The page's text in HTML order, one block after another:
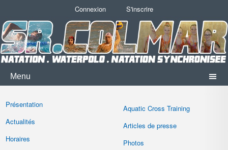
Connexion S'inscrire
Menu
Présentation
Actualités
Horaires
Aquatic Cross Training
Articles de presse
Photos